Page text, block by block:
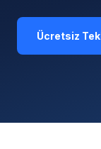
Ücretsiz